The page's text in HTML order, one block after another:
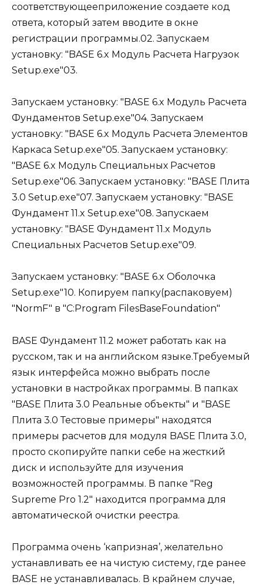
соответствующееприложение создаете код
ответа, который затем вводите в окне
регистрации программы.02. Запускаем
установку: "BASE 6.x Модуль Расчета Нагрузок
Setup.exe"03.
Запускаем установку: "BASE 6.x Модуль Расчета
Фундаментов Setup.exe"04. Запускаем
установку: "BASE 6.x Модуль Расчета Элементов
Каркаса Setup.exe"05. Запускаем установку:
"BASE 6.x Модуль Специальных Расчетов
Setup.exe"06. Запускаем установку: "BASE Плита
3.0 Setup.exe"07. Запускаем установку: "BASE
Фундамент 11.x Setup.exe"08. Запускаем
установку: "BASE Фундамент 11.x Модуль
Специальных Расчетов Setup.exe"09.
Запускаем установку: "BASE 6.x Оболочка
Setup.exe"10. Копируем папку(распаковуем)
"NormF" в "C:Program FilesBaseFoundation"
BASE Фундамент 11.2 может работать как на
русском, так и на английском языке.Требуемый
язык интерфейса можно выбрать после
установки в настройках программы. В папках
"BASE Плита 3.0 Реальные объекты" и "BASE
Плита 3.0 Тестовые примеры" находятся
примеры расчетов для модуля BASE Плита 3.0,
просто скопируйте папки себе на жесткий
диск и используйте для изучения
возможностей программы. В папке "Reg
Supreme Pro 1.2" находится программа для
автоматической очистки реестра.
Программа очень ‘капризная’, желательно
устанавливать ее на чистую систему, где ранее
BASE не устанавливалась. В крайнем случае,